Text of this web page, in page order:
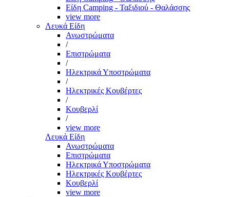
Είδη Camping - Ταξιδιού - Θαλάσσης
view more
Λευκά Είδη
Ανωστρώματα
/
Επιστρώματα
/
Ηλεκτρικά Υποστρώματα
/
Ηλεκτρικές Κουβέρτες
/
Κουβερλί
/
view more
Λευκά Είδη
Ανωστρώματα
Επιστρώματα
Ηλεκτρικά Υποστρώματα
Ηλεκτρικές Κουβέρτες
Κουβερλί
view more